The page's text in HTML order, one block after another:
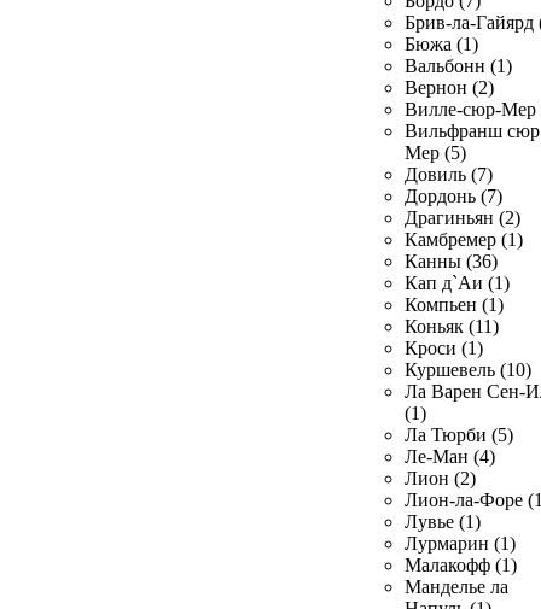
Брив-ла-Гайярд
Бюжа (1)
Вальбонн (1)
Вернон (2)
Вилле-сюр-Мер
Вильфранш сюр
Мер (5)
Довиль (7)
Дордонь (7)
Драгиньян (2)
Камбремер (1)
Канны (36)
Кап д`Аи (1)
Компьен (1)
Коньяк (11)
Кроси (1)
Куршевель (10)
Ла Варен Сен-
(1)
Ла Тюрби (5)
Ле-Ман (4)
Лион (2)
Лион-ла-Форе
Лувье (1)
Лурмарин (1)
Малакофф (1)
Манделье ла